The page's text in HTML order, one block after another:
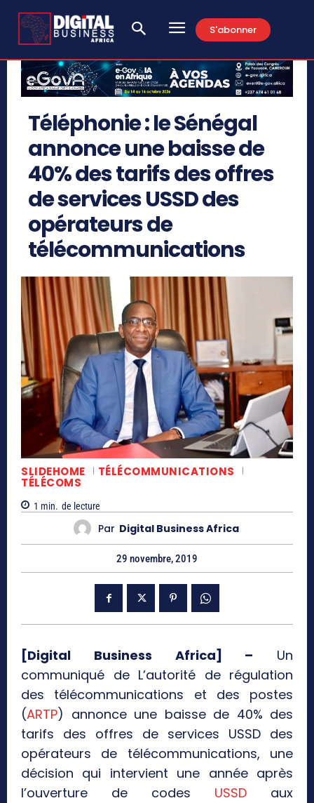
S'abonner
Téléphonie : le Sénégal
annonce une baisse de
40% des tarifs des offres
de services USSD des
opérateurs de
télécommunications
SLIDEHOME TÉLÉCOMMUNICATIONS
TÉLÉCOMS
1 min. de lecture
Par Digital Business Africa
29 novembre, 2019
[Digital Business Africa] – Un
communiqué de L’autorité de régulation
des télécommunications et des postes
(ARTP) annonce une baisse de 40% des
tarifs des offres de services USSD des
opérateurs de télécommunications, une
décision qui intervient une année après
l’ouverture de codes USSD aux